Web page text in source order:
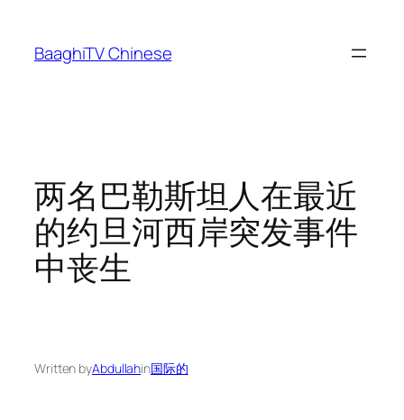
content
BaaghiTV Chinese
两名巴勒斯坦人在最近
的约旦河西岸突发事件
中丧生
Written byAbdullahin国际的